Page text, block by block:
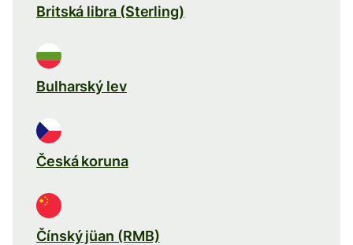
Britská libra (Sterling)
Bulharský lev
Česká koruna
Čínský jüan (RMB)